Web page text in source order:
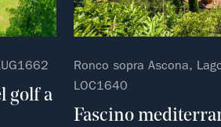
golf a
Ronco sopra Ascona,
LOC1640
Fascino